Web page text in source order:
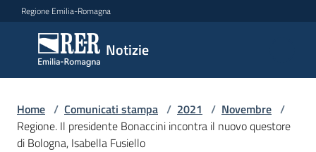
Vai al contenuto
Vai alla navigazione
Vai al footer
Regione Emilia-Romagna
Notizie
Notizie
Comunicati
stampa
Menu selezionato
Home / Comunicati stampa / 2021 / Novembre /
Regione. Il presidente Bonaccini incontra il nuovo questore
di Bologna, Isabella Fusiello